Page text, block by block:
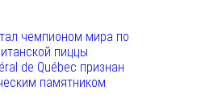
чемпионом мира по
пиццы
de Québec признан
памятником